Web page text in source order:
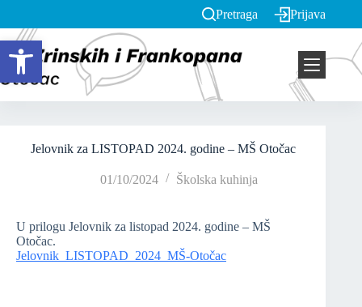
Open toolbar
Pretraga Prijava
Jelovnik za LISTOPAD 2024. godine – MŠ Otočac
01/10/2024 Školska kuhinja
U prilogu Jelovnik za listopad 2024. godine – MŠ
Otočac.
Jelovnik_LISTOPAD_2024_MŠ-Otočac